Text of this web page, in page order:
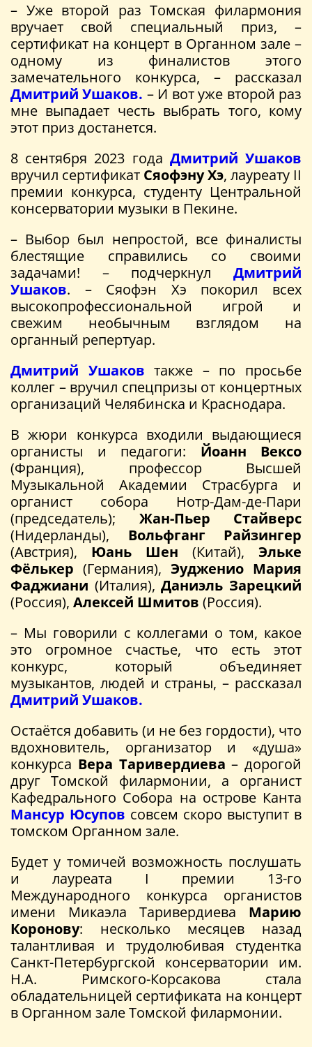
– Уже второй раз Томская филармония
вручает свой специальный приз, –
сертификат на концерт в Органном зале –
одному из финалистов этого
замечательного конкурса, – рассказал
Дмитрий Ушаков. – И вот уже второй раз
мне выпадает честь выбрать того, кому
этот приз достанется.
8 сентября 2023 года Дмитрий Ушаков
вручил сертификат Сяофэну Хэ, лауреату II
премии конкурса, студенту Центральной
консерватории музыки в Пекине.
– Выбор был непростой, все финалисты
блестящие справились со своими
задачами! – подчеркнул Дмитрий
Ушаков. – Сяофэн Хэ покорил всех
высокопрофессиональной игрой и
свежим необычным взглядом на
органный репертуар.
Дмитрий Ушаков также – по просьбе
коллег – вручил спецпризы от концертных
организаций Челябинска и Краснодара.
В жюри конкурса входили выдающиеся
органисты и педагоги: Йоанн Вексо
(Франция), профессор Высшей
Музыкальной Академии Страсбурга и
органист собора Нотр-Дам-де-Пари
(председатель); Жан-Пьер Стайверс
(Нидерланды), Вольфганг Райзингер
(Австрия), Юань Шен (Китай), Эльке
Фёлькер (Германия), Эудженио Мария
Фаджиани (Италия),Даниэль Зарецкий
(Россия), Алексей Шмитов (Россия).
– Мы говорили с коллегами о том, какое
это огромное счастье, что есть этот
конкурс, который объединяет
музыкантов, людей и страны, – рассказал
Дмитрий Ушаков.
Остаётся добавить (и не без гордости), что
вдохновитель, организатор и «душа»
конкурса Вера Таривердиева – дорогой
друг Томской филармонии, а органист
Кафедрального Собора на острове Канта
Мансур Юсупов совсем скоро выступит в
томском Органном зале.
Будет у томичей возможность послушать
и лауреата I премии 13-го
Международного конкурса органистов
имени Микаэла Таривердиева Марию
Коронову: несколько месяцев назад
талантливая и трудолюбивая студентка
Санкт-Петербургской консерватории им.
Н.А. Римского-Корсакова стала
обладательницей сертификата на концерт
в Органном зале Томской филармонии.